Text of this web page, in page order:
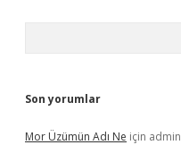
Son yorumlar
Mor Üzümün Adı Ne için admin